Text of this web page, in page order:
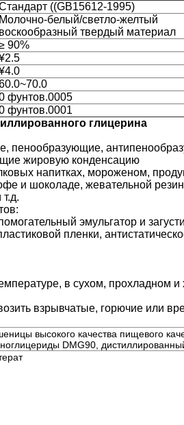
((GB15612-1995)
Молочно-белый/светло-желтый
воскообразный твердый материал
90%
фунтов.0005
фунтов.0001
глицерина
пенообразующие,
жировую конденсацию
напитках, мороженом,
и шоколаде, жевательной
эмульгатор и
пленки,
в сухом, прохладном
взрывчатые, горючие или
высокого качества пищевого
DMG90,